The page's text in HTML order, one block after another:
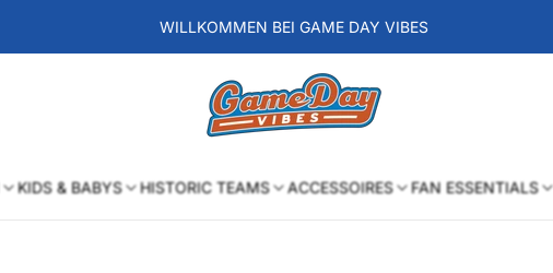
WILLKOMMEN BEI GAME DAY VIBES
Laden-
Logo
KIDS & BABYS HISTORIC TEAMS ACCESSOIRES FAN ESSENTIALS